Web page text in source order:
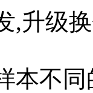
,升级
本不